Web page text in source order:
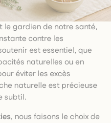
gardien de notre santé,
contre les
est essentiel, que
naturelles ou en
éviter les excès
naturelle est précieuse
subtil.
, nous faisons le choix de